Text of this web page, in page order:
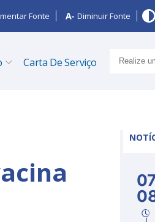
Fonte Diminuir Fonte
Carta De Serviço